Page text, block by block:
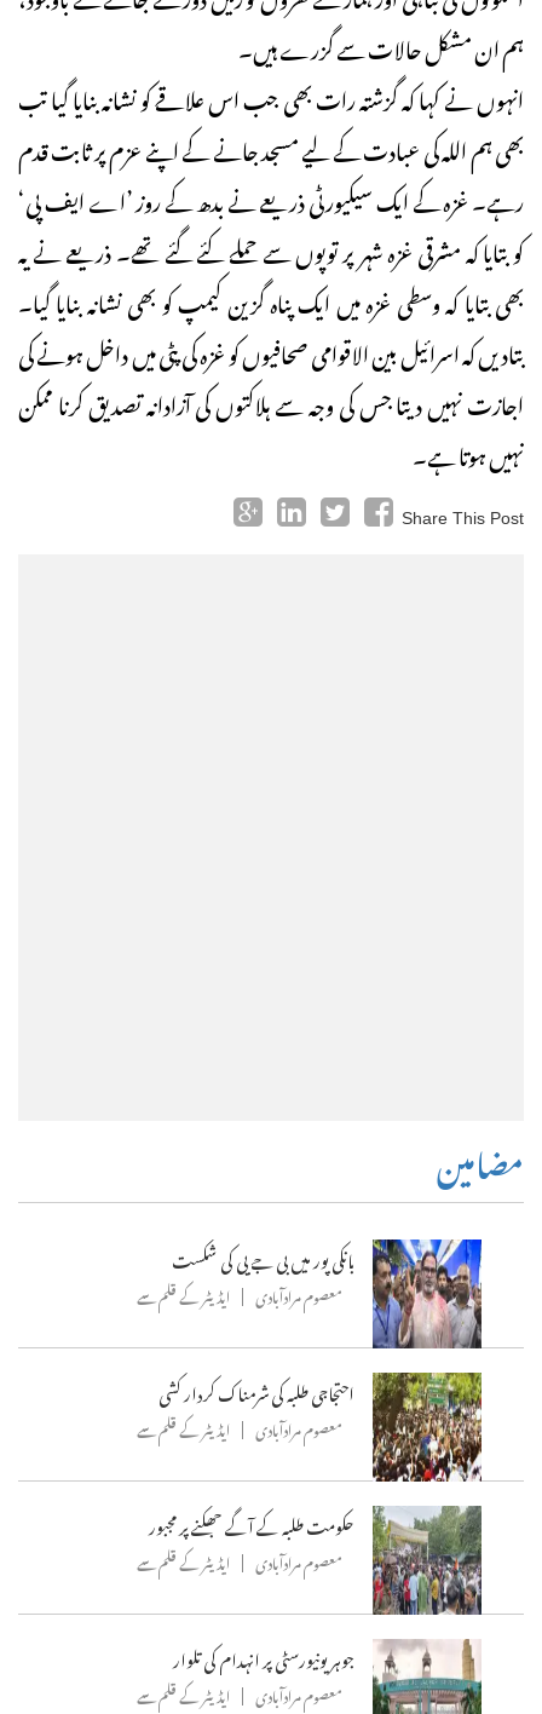
ہم ان مشکل حالات سے گزرے ہیں۔
انہوں نے کہا کہ گزشتہ رات بھی جب اس علاقے کو نشانہ بنایا گیا تب
بھی ہم اللہ کی عبادت کے لیے مسجد جانے کے اپنے عزم پر ثابت قدم
رہے۔ غزہ کے ایک سیکیورٹی ذریعے نے بدھ کے روز ’اے ایف پی‘
کو بتایا کہ مشرقی غزہ شہر پر توپوں سے حملے کئے گئے تھے۔ ذریعے نے یہ
بھی بتایا کہ وسطی غزہ میں ایک پناہ گزین کیمپ کو بھی نشانہ بنایا گیا۔
بتادیں کہ اسرائیل بین الاقوامی صحافیوں کو غزہ کی پٹی میں داخل ہونے کی
اجازت نہیں دیتا جس کی وجہ سے ہلاکتوں کی آزادانہ تصدیق کرنا ممکن
نہیں ہوتا ہے۔
Share This Post
مضامین
بانکی پور میں بی جے پی کی شکست
معصوم مرادآبادی ایڈیٹر کے قلم سے
احتجاجی طلبہ کی شرمناک کردار کشی
معصوم مرادآبادی ایڈیٹر کے قلم سے
حکومت طلبہ کے آگے جھکنے پر مجبور
معصوم مرادآبادی ایڈیٹر کے قلم سے
جوہر یونیورسٹی پر انہدام کی تلوار
معصوم مرادآبادی ایڈیٹر کے قلم سے